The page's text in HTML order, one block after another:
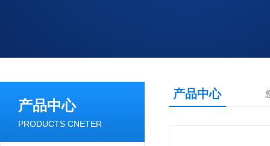
产品中心
PRODUCTS CNETER
产品中心